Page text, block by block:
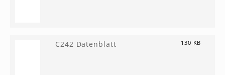
C242 Datenblatt 130 KB